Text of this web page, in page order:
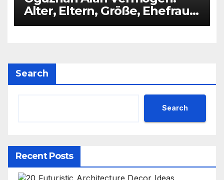
Alter, Eltern, Größe, Ehefrau,
Kinder
Search
Search
Recent Posts